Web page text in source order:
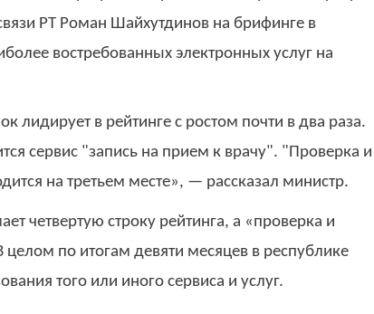
РТ Роман Шайхутдинов на брифинге в
востребованных электронных услуг на
лидирует в рейтинге с ростом почти в два раза.
сервис "запись на прием к врачу". "Проверка и
на третьем месте», — рассказал министр.
четвертую строку рейтинга, а «проверка и
по итогам девяти месяцев в республике
того или иного сервиса и услуг.